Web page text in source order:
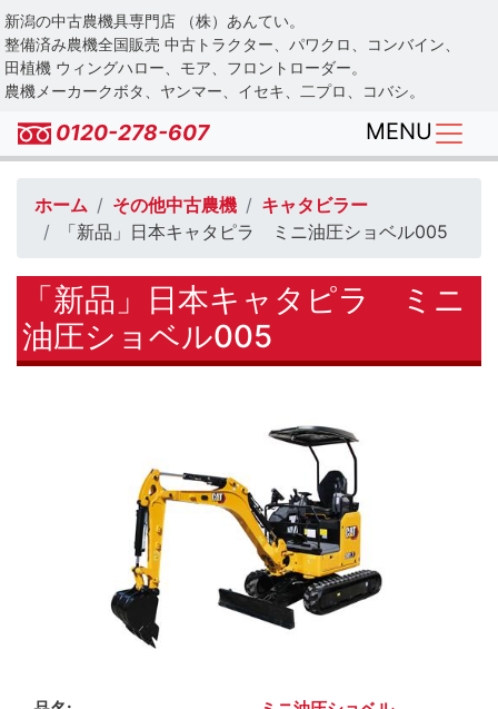
Skip
to
main
content
新潟の中古農機具専門店 （株）あんてい。
整備済み農機全国販売 中古トラクター、パワクロ、コンバイン、
田植機 ウィングハロー、モア、フロントローダー。
農機メーカークボタ、ヤンマー、イセキ、二プロ、コバシ。
0120-278-607 MENU
ホーム その他中古農機
キャタビラー
「新品」日本キャタピラ ミニ油圧ショベル005
「新品」日本キャタピラ ミニ
油圧ショベル005